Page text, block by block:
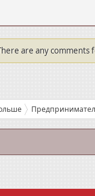
are any comments
и исполнила